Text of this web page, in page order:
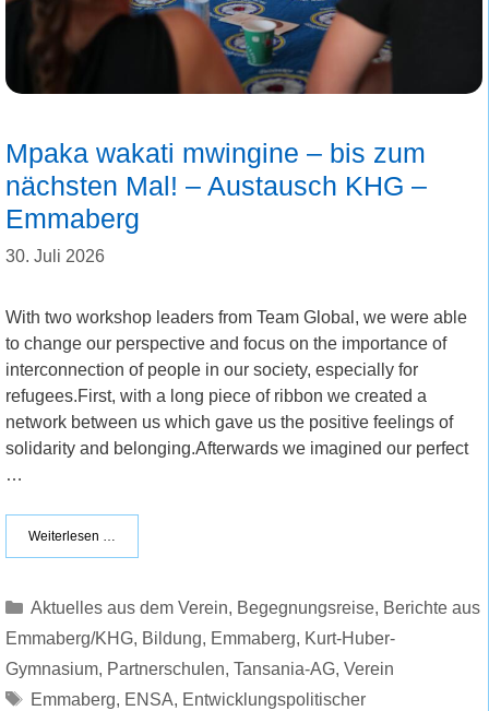
Mpaka wakati mwingine – bis zum
nächsten Mal! – Austausch KHG –
Emmaberg
30. Juli 2026
With two workshop leaders from Team Global, we were able
to change our perspective and focus on the importance of
interconnection of people in our society, especially for
refugees.First, with a long piece of ribbon we created a
network between us which gave us the positive feelings of
solidarity and belonging.Afterwards we imagined our perfect
…
Weiterlesen …
Kategorien
Aktuelles aus dem Verein, Begegnungsreise, Berichte aus
Emmaberg/KHG, Bildung, Emmaberg, Kurt-Huber-
Gymnasium, Partnerschulen, Tansania-AG, Verein
Schlagwörter
Emmaberg, ENSA, Entwicklungspolitischer